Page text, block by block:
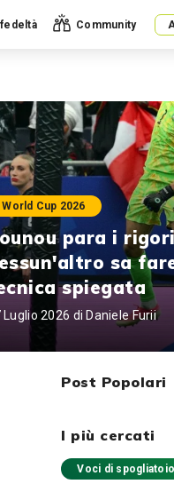
Community
World Cup 2026
para i
sa
spiegata
Luglio 2026 di Daniele Furii
Post Popolari
I più cercati
Voci di spogliatoio